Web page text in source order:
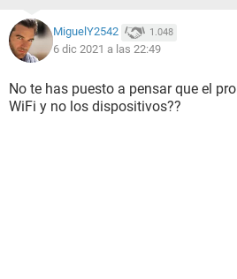
MiguelY2542 1.048
6 dic 2021 a las 22:49
No te has puesto a pensar que el
WiFi y no los dispositivos??